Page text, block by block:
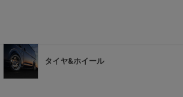
タイヤ&ホイール